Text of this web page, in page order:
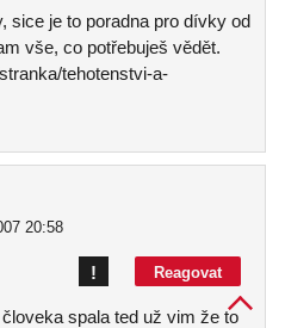
sice je to poradna pro dívky od
vše, co potřebuješ vědět.
tehotenstvi-a-
20:58
Reagovat
!
spala ted už vim že to